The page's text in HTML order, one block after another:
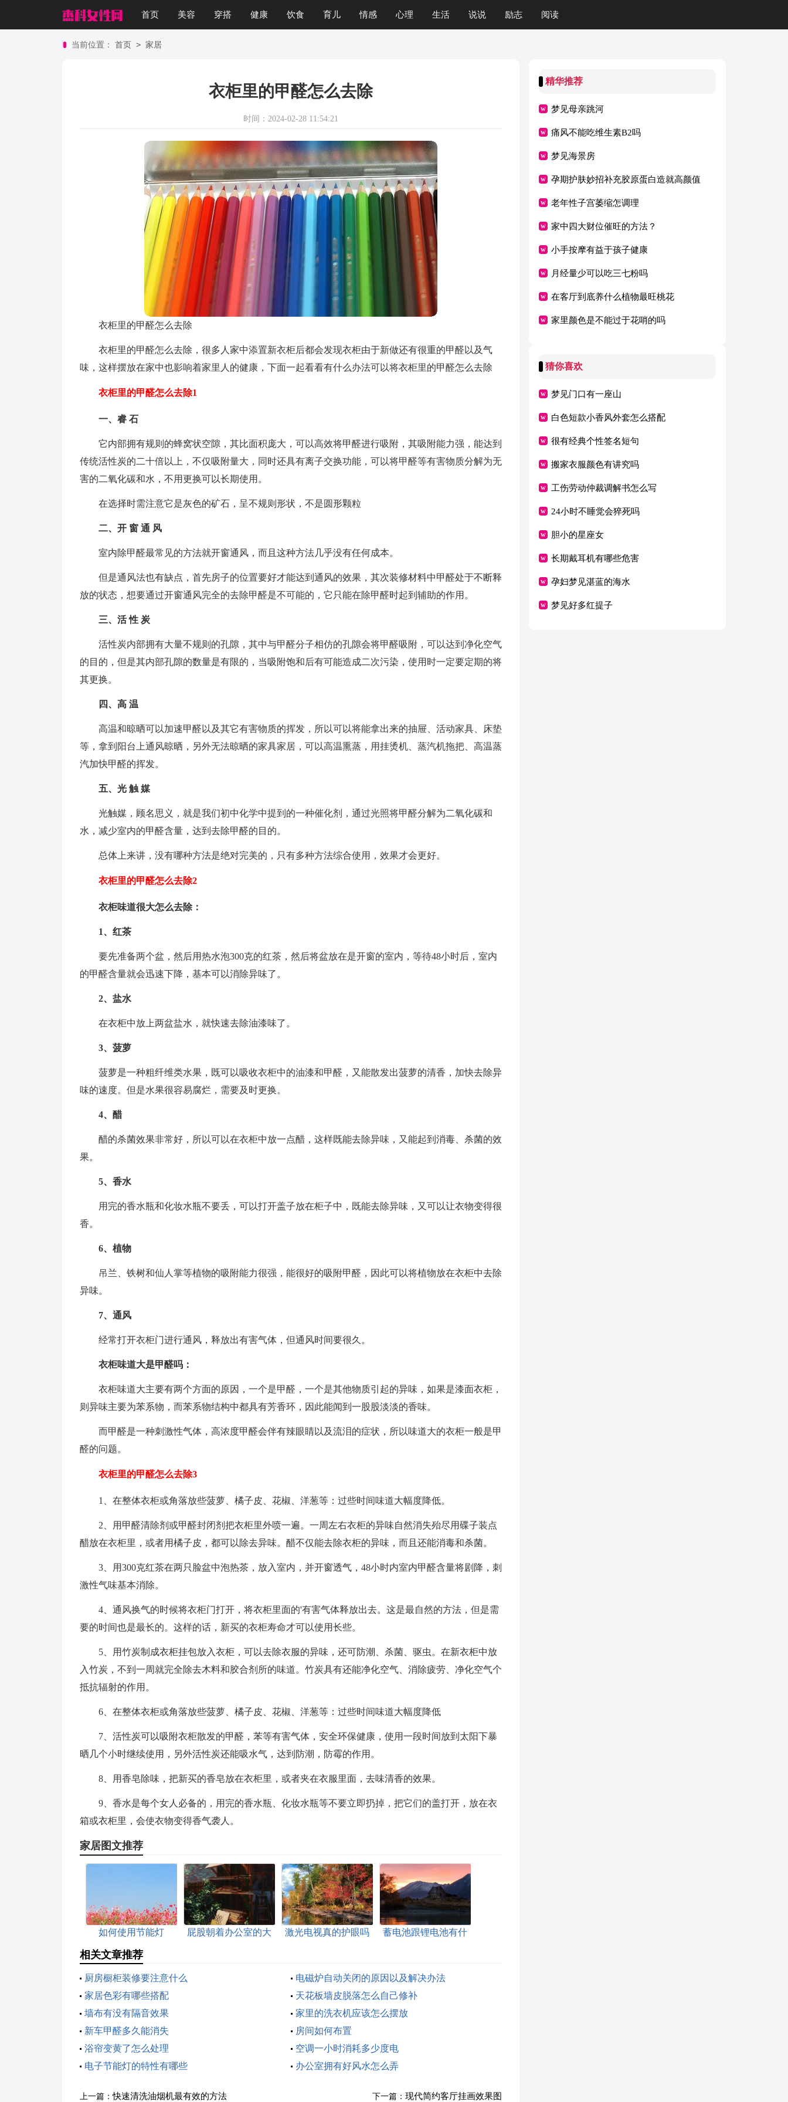
首页 美容 穿搭 健康 饮食 育儿 情感 心理 生活 说说 励志 阅读
当前位置： 首页 > 家居
衣柜里的甲醛怎么去除
时间：2024-02-28 11:54:21
衣柜里的甲醛怎么去除
衣柜里的甲醛怎么去除，很多人家中添置新衣柜后都会发现衣柜由于新做还有很重的甲醛以及气
味，这样摆放在家中也影响着家里人的健康，下面一起看看有什么办法可以将衣柜里的甲醛怎么去除
衣柜里的甲醛怎么去除1
一、睿 石
它内部拥有规则的蜂窝状空隙，其比面积庞大，可以高效将甲醛进行吸附，其吸附能力强，能达到
传统活性炭的二十倍以上，不仅吸附量大，同时还具有离子交换功能，可以将甲醛等有害物质分解为无
害的二氧化碳和水，不用更换可以长期使用。
在选择时需注意它是灰色的矿石，呈不规则形状，不是圆形颗粒
二、开 窗 通 风
室内除甲醛最常见的方法就开窗通风，而且这种方法几乎没有任何成本。
但是通风法也有缺点，首先房子的位置要好才能达到通风的效果，其次装修材料中甲醛处于不断释
放的状态，想要通过开窗通风完全的去除甲醛是不可能的，它只能在除甲醛时起到辅助的作用。
三、活 性 炭
活性炭内部拥有大量不规则的孔隙，其中与甲醛分子相仿的孔隙会将甲醛吸附，可以达到净化空气
的目的，但是其内部孔隙的数量是有限的，当吸附饱和后有可能造成二次污染，使用时一定要定期的将
其更换。
四、高 温
高温和晾晒可以加速甲醛以及其它有害物质的挥发，所以可以将能拿出来的抽屉、活动家具、床垫
等，拿到阳台上通风晾晒，另外无法晾晒的家具家居，可以高温熏蒸，用挂烫机、蒸汽机拖把、高温蒸
汽加快甲醛的挥发。
五、光 触 媒
光触媒，顾名思义，就是我们初中化学中提到的一种催化剂，通过光照将甲醛分解为二氧化碳和
水，减少室内的甲醛含量，达到去除甲醛的目的。
总体上来讲，没有哪种方法是绝对完美的，只有多种方法综合使用，效果才会更好。
衣柜里的甲醛怎么去除2
衣柜味道很大怎么去除：
1、红茶
要先准备两个盆，然后用热水泡300克的红茶，然后将盆放在是开窗的室内，等待48小时后，室内
的甲醛含量就会迅速下降，基本可以消除异味了。
2、盐水
在衣柜中放上两盆盐水，就快速去除油漆味了。
3、菠萝
菠萝是一种粗纤维类水果，既可以吸收衣柜中的油漆和甲醛，又能散发出菠萝的清香，加快去除异
味的速度。但是水果很容易腐烂，需要及时更换。
4、醋
醋的杀菌效果非常好，所以可以在衣柜中放一点醋，这样既能去除异味，又能起到消毒、杀菌的效
果。
5、香水
用完的香水瓶和化妆水瓶不要丢，可以打开盖子放在柜子中，既能去除异味，又可以让衣物变得很
香。
6、植物
吊兰、铁树和仙人掌等植物的吸附能力很强，能很好的吸附甲醛，因此可以将植物放在衣柜中去除
异味。
7、通风
经常打开衣柜门进行通风，释放出有害气体，但通风时间要很久。
衣柜味道大是甲醛吗：
衣柜味道大主要有两个方面的原因，一个是甲醛，一个是其他物质引起的异味，如果是漆面衣柜，
则异味主要为苯系物，而苯系物结构中都具有芳香环，因此能闻到一股股淡淡的香味。
而甲醛是一种刺激性气体，高浓度甲醛会伴有辣眼睛以及流泪的症状，所以味道大的衣柜一般是甲
醛的问题。
衣柜里的甲醛怎么去除3
1、在整体衣柜或角落放些菠萝、橘子皮、花椒、洋葱等：过些时间味道大幅度降低。
2、用甲醛清除剂或甲醛封闭剂把衣柜里外喷一遍。一周左右衣柜的异味自然消失殆尽用碟子装点
醋放在衣柜里，或者用橘子皮，都可以除去异味。醋不仅能去除衣柜的异味，而且还能消毒和杀菌。
3、用300克红茶在两只脸盆中泡热茶，放入室内，并开窗透气，48小时内室内甲醛含量将剧降，刺
激性气味基本消除。
4、通风换气的时候将衣柜门打开，将衣柜里面的'有害气体释放出去。这是最自然的方法，但是需
要的时间也是最长的。这样的话，新买的衣柜寿命才可以使用长些。
5、用竹炭制成衣柜挂包放入衣柜，可以去除衣服的异味，还可防潮、杀菌、驱虫。在新衣柜中放
入竹炭，不到一周就完全除去木料和胶合剂所的味道。竹炭具有还能净化空气、消除疲劳、净化空气个
抵抗辐射的作用。
6、在整体衣柜或角落放些菠萝、橘子皮、花椒、洋葱等：过些时间味道大幅度降低
7、活性炭可以吸附衣柜散发的甲醛，苯等有害气体，安全环保健康，使用一段时间放到太阳下暴
晒几个小时继续使用，另外活性炭还能吸水气，达到防潮，防霉的作用。
8、用香皂除味，把新买的香皂放在衣柜里，或者夹在衣服里面，去味清香的效果。
9、香水是每个女人必备的，用完的香水瓶、化妆水瓶等不要立即扔掉，把它们的盖打开，放在衣
箱或衣柜里，会使衣物变得香气袭人。
家居图文推荐
如何使用节能灯
屁股朝着办公室的大
激光电视真的护眼吗
蓄电池跟锂电池有什
相关文章推荐
厨房橱柜装修要注意什么
电磁炉自动关闭的原因以及解决办法
家居色彩有哪些搭配
天花板墙皮脱落怎么自己修补
墙布有没有隔音效果
家里的洗衣机应该怎么摆放
新车甲醛多久能消失
房间如何布置
浴帘变黄了怎么处理
空调一小时消耗多少度电
电子节能灯的特性有哪些
办公室拥有好风水怎么弄
上一篇：快速清洗油烟机最有效的方法 下一篇： 现代简约客厅挂画效果图
精华推荐
梦见母亲跳河
痛风不能吃维生素B2吗
梦见海景房
孕期护肤妙招补充胶原蛋白造就高颜值
老年性子宫萎缩怎调理
家中四大财位催旺的方法？
小手按摩有益于孩子健康
月经量少可以吃三七粉吗
在客厅到底养什么植物最旺桃花
家里颜色是不能过于花哨的吗
猜你喜欢
梦见门口有一座山
白色短款小香风外套怎么搭配
很有经典个性签名短句
搬家衣服颜色有讲究吗
工伤劳动仲裁调解书怎么写
24小时不睡觉会猝死吗
胆小的星座女
长期戴耳机有哪些危害
孕妇梦见湛蓝的海水
梦见好多红提子